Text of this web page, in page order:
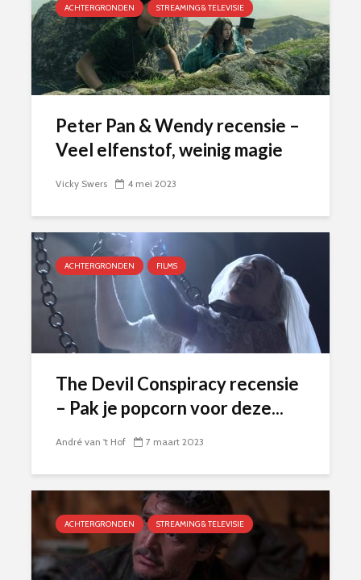
ACHTERGRONDEN STREAMING & TELEVISIE
Peter Pan & Wendy recensie –
Veel elfenstof, weinig magie
Vicky Swers 4 mei 2023
ACHTERGRONDEN FILMS
The Devil Conspiracy recensie
– Pak je popcorn voor deze...
André van 't Hof 7 maart 2023
ACHTERGRONDEN STREAMING & TELEVISIE